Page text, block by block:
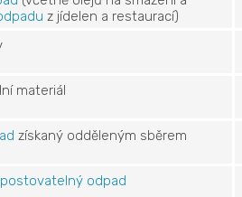
z jídelen a restaurací)
materiál
získaný odděleným sběrem
odpad